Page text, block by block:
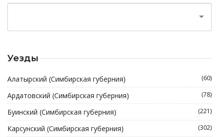
Уезды
Алатырский (Симбирская губерния) (60)
Ардатовский (Симбирская губерния) (78)
Буинский (Симбирская губерния) (221)
Карсунский (Симбирская губерния) (302)